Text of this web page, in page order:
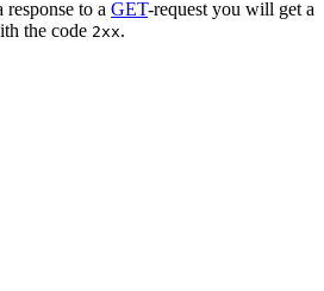
to a GET-request you will get a
the code 2xx.